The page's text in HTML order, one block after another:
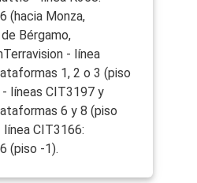
(hacia Monza,
Bérgamo,
- línea
1, 2 o 3 (piso
líneas CIT3197 y
6 y 8 (piso
CIT3166:
(piso -1).